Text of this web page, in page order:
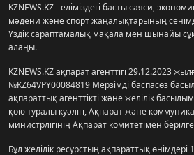
KZNEWS.KZ - еліміздегі басты саяси,
мәдени және спорт жаңалықтарының
Үздік сараптамалық мақала мен шынайы
алаңы.
KZNEWS.KZ ақпарат агенттігі 29.12.2023
№KZ64VPY00084819 Мерзімді баспасөз
ақпараттық агенттікті және желілік
қою туралы куәлігі, Ақпарат және
министрлігінің Ақпарат комитетімен
Бұл желілік ресурстың ақпараттық өнімдері